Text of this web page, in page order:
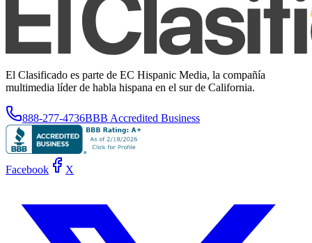
El Clasificado es parte de EC Hispanic Media, la compañía
multimedia líder de habla hispana en el sur de California.
888-277-4736BBB Accredited Business
Facebook X